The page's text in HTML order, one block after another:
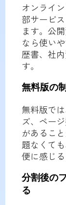
オンライ
部サービ
ます。公
なら使い
歴書、社
す。
無料版の
無料版で
ズ、ペー
があるこ
題なくて
便に感じる
分割後の
る